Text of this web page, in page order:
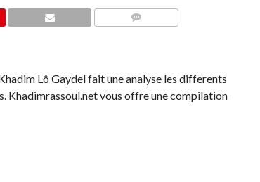
Lô Gaydel fait une analyse les differents
Khadimrassoul.net vous offre une compilation